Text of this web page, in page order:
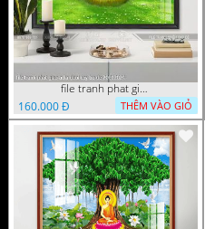
file tranh phat giao adia duoi cay bo de 20012024
160.000 Đ
THÊM VÀO GIỎ